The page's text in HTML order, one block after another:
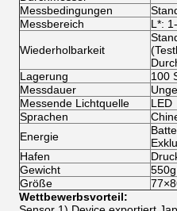
Messbedingungen
Messbereich
L*:
Wiederholbarkeit
Lagerung
100
Messdauer
Messende Lichtquelle
LED
Sprachen
Energie
Hafen
Gewicht
550g
Größe
Wettbewerbsvorteil: